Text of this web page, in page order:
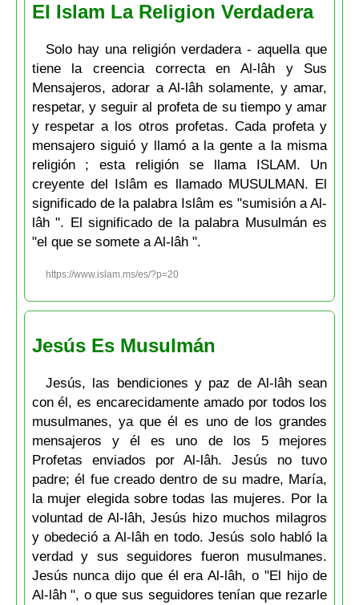
El Islam La Religion Verdadera
Solo hay una religión verdadera - aquella que
tiene la creencia correcta en Al-lâh y Sus
Mensajeros, adorar a Al-lâh solamente, y amar,
respetar, y seguir al profeta de su tiempo y amar
y respetar a los otros profetas. Cada profeta y
mensajero siguió y llamó a la gente a la misma
religión ; esta religión se llama ISLAM. Un
creyente del Islâm es llamado MUSULMAN. El
significado de la palabra Islâm es "sumisión a Al-
lâh ". El significado de la palabra Musulmán es
"el que se somete a Al-lâh ".
https://www.islam.ms/es/?p=20
Jesús Es Musulmán
Jesús, las bendiciones y paz de Al-lâh sean
con él, es encarecidamente amado por todos los
musulmanes, ya que él es uno de los grandes
mensajeros y él es uno de los 5 mejores
Profetas enviados por Al-lâh. Jesús no tuvo
padre; él fue creado dentro de su madre, María,
la mujer elegida sobre todas las mujeres. Por la
voluntad de Al-lâh, Jesús hizo muchos milagros
y obedeció a Al-lâh en todo. Jesús solo habló la
verdad y sus seguidores fueron musulmanes.
Jesús nunca dijo que él era Al-lâh, o "El hijo de
Al-lâh ", o que sus seguidores tenían que rezarle